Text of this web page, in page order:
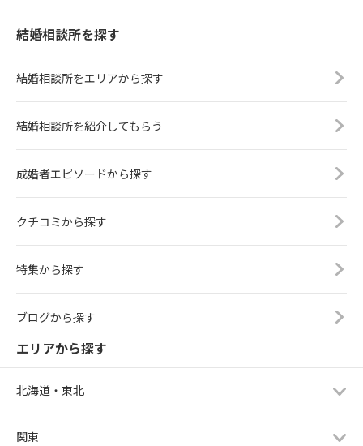
結婚相談所を探す
結婚相談所をエリアから探す
結婚相談所を紹介してもらう
成婚者エピソードから探す
クチコミから探す
特集から探す
ブログから探す
エリアから探す
北海道・東北
関東